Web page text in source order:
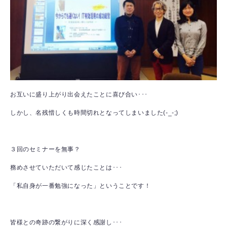
お互いに盛り上がり出会えたことに喜び合い･･･
しかし、名残惜しくも時間切れとなってしまいました(-_-;)
３回のセミナーを無事？
務めさせていただいて感じたことは･･･
「私自身が一番勉強になった」ということです！
皆様との奇跡の繋がりに深く感謝し･･･